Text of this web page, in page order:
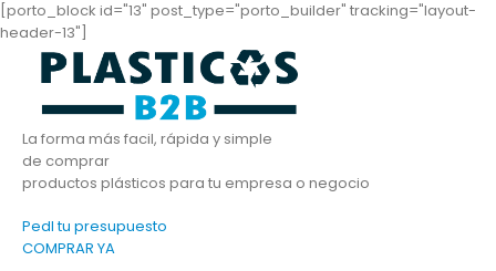
[porto_block id="13" post_type="porto_builder" tracking="layout-
header-13"]
La forma más facil, rápida y simple
de comprar
productos plásticos para tu empresa o negocio
PedI tu presupuesto
COMPRAR YA